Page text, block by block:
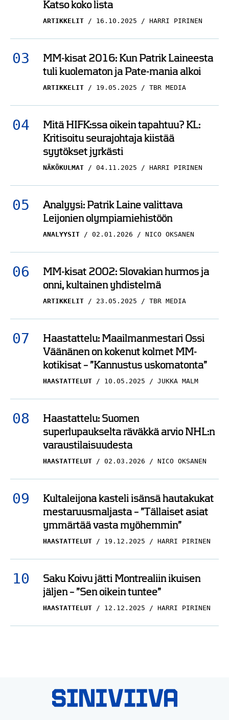
Katso koko lista
ARTIKKELIT 16.10.2025 HARRI PIRINEN
MM-kisat 2016: Kun Patrik Laineesta
tuli kuolematon ja Pate-mania alkoi
ARTIKKELIT 19.05.2025 TBR MEDIA
Mitä HIFK:ssa oikein tapahtuu? KL:
Kritisoitu seurajohtaja kiistää
syytökset jyrkästi
NÄKÖKULMAT 04.11.2025 HARRI PIRINEN
Analyysi: Patrik Laine valittava
Leijonien olympiamiehistöön
ANALYYSIT 02.01.2026 NICO OKSANEN
MM-kisat 2002: Slovakian hurmos ja
onni, kultainen yhdistelmä
ARTIKKELIT 23.05.2025 TBR MEDIA
Haastattelu: Maailmanmestari Ossi
Väänänen on kokenut kolmet MM-
kotikisat – ”Kannustus uskomatonta”
HAASTATTELUT 10.05.2025 JUKKA MALM
Haastattelu: Suomen
superlupaukselta räväkkä arvio NHL:n
varaustilaisuudesta
HAASTATTELUT 02.03.2026 NICO OKSANEN
Kultaleijona kasteli isänsä hautakukat
mestaruusmaljasta – ”Tällaiset asiat
ymmärtää vasta myöhemmin”
HAASTATTELUT 19.12.2025 HARRI PIRINEN
Saku Koivu jätti Montrealiin ikuisen
jäljen – ”Sen oikein tuntee”
HAASTATTELUT 12.12.2025 HARRI PIRINEN